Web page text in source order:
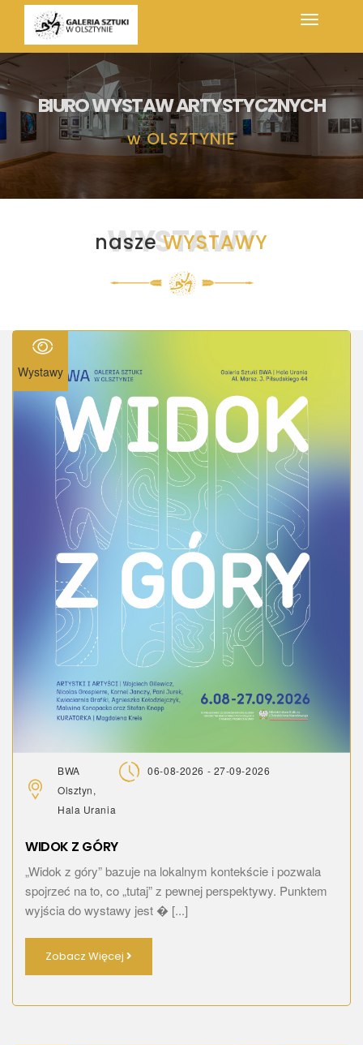
BIURO WYSTAW ARTYSTYCZNYCH
w OLSZTYNIE
WYSTAWY
naszeWYSTAWY
Wystawy
BWA
Olsztyn,
Hala Urania
06-08-2026 - 27-09-2026
WIDOK Z GÓRY
„Widok z góry” bazuje na lokalnym kontekście i pozwala
spojrzeć na to, co „tutaj” z pewnej perspektywy. Punktem
wyjścia do wystawy jest � [...]
Zobacz Więcej